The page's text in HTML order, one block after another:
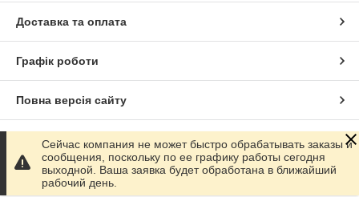
Доставка та оплата
Графік роботи
Повна версія сайту
Сайт створено на маркетплейсі Prom.ua
Політика конфіденційності
Сейчас компания не может быстро обрабатывать заказы и
сообщения, поскольку по ее графику работы сегодня
выходной. Ваша заявка будет обработана в ближайший
рабочий день.